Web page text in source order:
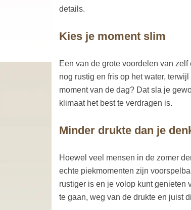
details.
Kies je moment slim
Een van de grote voordelen van
nog rustig en fris op het water,
moment van de dag? Dat sla je
klimaat het best te verdragen is.
Minder drukte dan je
Hoewel veel mensen in de zomer
echte piekmomenten zijn
rustiger is en je volop kunt genieten
te gaan, weg van de drukte en juist